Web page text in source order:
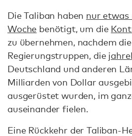
Die Taliban haben nur etwas
Woche benötigt, um die
zu übernehmen, nachdem die
Regierungstruppen, die
Deutschland und anderen
Milliarden von Dollar
ausgerüstet wurden, im
auseinander fielen.
Eine Rückkehr der Taliban-